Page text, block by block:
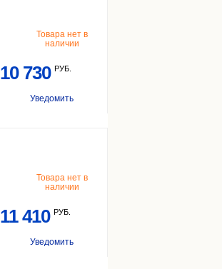
Товара нет в
наличии
10 730 РУБ.
Уведомить
Товара нет в
наличии
11 410 РУБ.
Уведомить